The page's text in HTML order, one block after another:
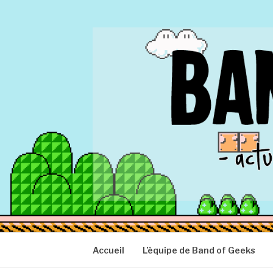
BAND OF
Actu Geek d'hier et d'aujourd'hui
Accueil L’équipe de Band of Geeks